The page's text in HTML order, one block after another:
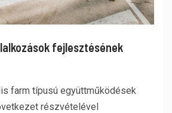
fejlesztésének
farm típusú együttműködések
részvételével